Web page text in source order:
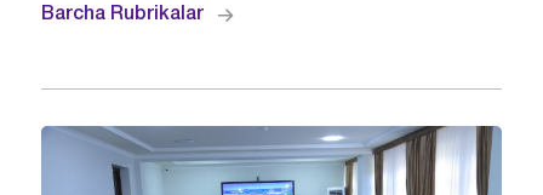
Barcha Rubrikalar